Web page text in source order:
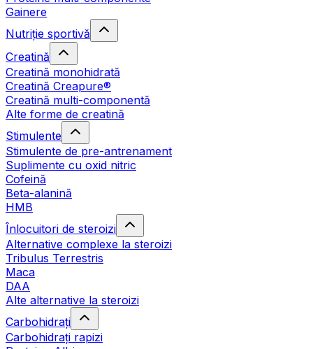
Gainere
Nutriție sportivă
Creatină
Creatină monohidrată
Creatină Creapure®
Creatină multi-componentă
Alte forme de creatină
Stimulente
Stimulente de pre-antrenament
Suplimente cu oxid nitric
Cofeină
Beta-alanină
HMB
Înlocuitori de steroizi
Alternative complexe la steroizi
Tribulus Terrestris
Maca
DAA
Alte alternative la steroizi
Carbohidrați
Carbohidrați rapizi